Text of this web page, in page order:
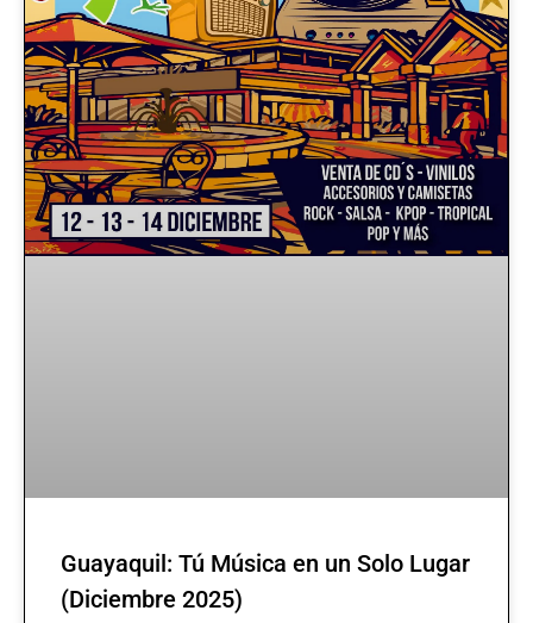
Guayaquil: Tú Música en un Solo Lugar
(Diciembre 2025)